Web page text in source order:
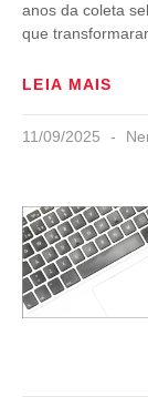
anos da coleta
que
LEIA MAIS
11/09/2025